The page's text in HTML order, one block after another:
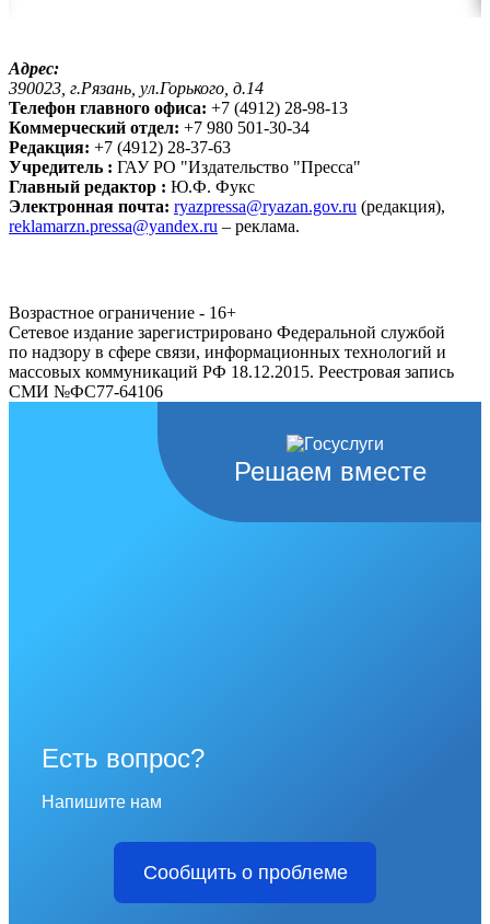
Адрес:
390023, г.Рязань, ул.Горького, д.14
Телефон главного офиса: +7 (4912) 28-98-13
Коммерческий отдел: +7 980 501-30-34
Редакция: +7 (4912) 28-37-63
Учредитель : ГАУ РО "Издательство "Пресса"
Главный редактор : Ю.Ф. Фукс
Электронная почта: ryazpressa@ryazan.gov.ru (редакция),
reklamarzn.pressa@yandex.ru – реклама.
Возрастное ограничение - 16+
Сетевое издание зарегистрировано Федеральной службой
по надзору в сфере связи, информационных технологий и
массовых коммуникаций РФ 18.12.2015. Реестровая запись
СМИ №ФС77-64106
Решаем вместе
Есть вопрос?
Напишите нам
Сообщить о проблеме